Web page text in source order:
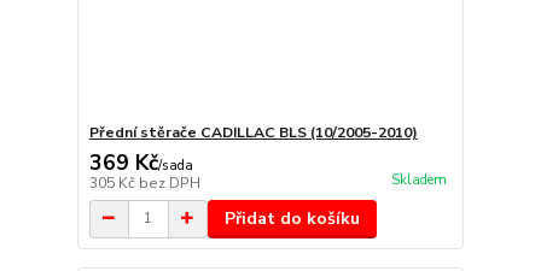
Přední stěrače CADILLAC BLS (10/2005-2010)
369 Kč/sada
305 Kč bez DPH Skladem
Přidat do košíku